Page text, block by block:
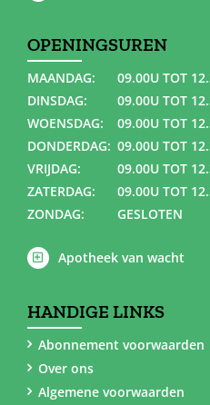
OPENINGSUREN
MAANDAG:
09.00U TOT
DINSDAG:
09.00U TOT
WOENSDAG:
09.00U TOT
DONDERDAG: 09.00U TOT
VRIJDAG:
09.00U TOT
ZATERDAG:
09.00U TOT
ZONDAG:
GESLOTEN
Apotheek van wacht
HANDIGE LINKS
Abonnement voorwaarden
Over ons
Algemene voorwaarden